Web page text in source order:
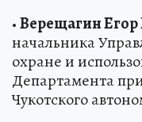
•Верещагин Егор
начальника
охране и
Департамента
Чукотского